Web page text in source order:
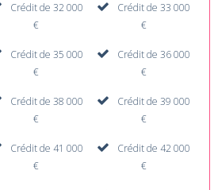
Crédit de 32 000
€
Crédit de 33 000
€
Crédit de 35 000
€
Crédit de 36 000
€
Crédit de 38 000
€
Crédit de 39 000
€
Crédit de 41 000
€
Crédit de 42 000
€